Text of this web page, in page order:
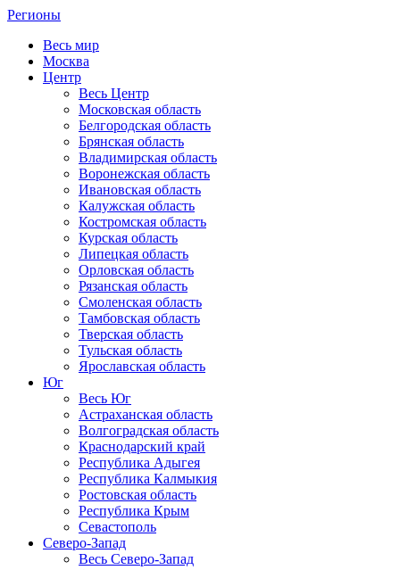
Регионы
Весь мир
Москва
Центр
Весь Центр
Московская область
Белгородская область
Брянская область
Владимирская область
Воронежская область
Ивановская область
Калужская область
Костромская область
Курская область
Липецкая область
Орловская область
Рязанская область
Смоленская область
Тамбовская область
Тверская область
Тульская область
Ярославская область
Юг
Весь Юг
Астраханская область
Волгоградская область
Краснодарский край
Республика Адыгея
Республика Калмыкия
Ростовская область
Республика Крым
Севастополь
Северо-Запад
Весь Северо-Запад